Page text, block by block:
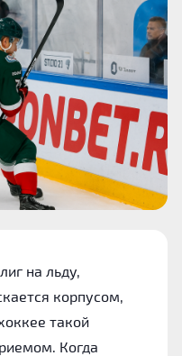
на льду,
корпусом,
такой
Когда